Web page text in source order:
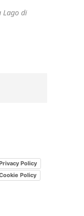
Lago di
Policy
Policy